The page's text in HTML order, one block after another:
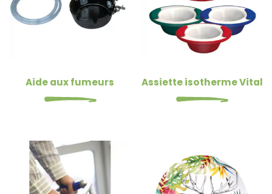
Aide aux fumeurs Assiette isotherme Vital